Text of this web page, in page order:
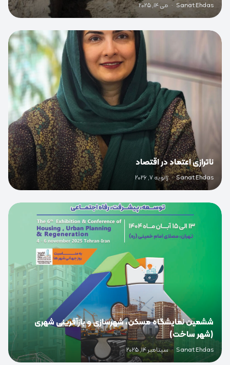
Sanat Ehdas
· می 14, 2025
ناترازی اعتماد در اقتصاد
Sanat Ehdas
· ژانویه 7, 2026
0
ششمین نمایشگاه مسکن، شهرسازی و بازآفرینی شهری
(شهر ساخت)
Sanat Ehdas
· سپتامبر 14, 2025